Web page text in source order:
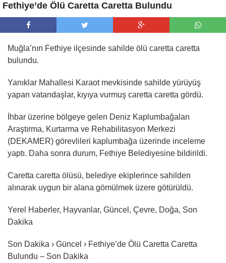
Fethiye’de Ölü Caretta Caretta Bulundu
Muğla’nın Fethiye ilçesinde sahilde ölü caretta caretta
bulundu.
Yanıklar Mahallesi Karaot mevkisinde sahilde yürüyüş
yapan vatandaşlar, kıyıya vurmuş caretta caretta gördü.
İhbar üzerine bölgeye gelen Deniz Kaplumbağaları
Araştırma, Kurtarma ve Rehabilitasyon Merkezi
(DEKAMER) görevlileri kaplumbağa üzerinde inceleme
yaptı. Daha sonra durum, Fethiye Belediyesine bildirildi.
Caretta caretta ölüsü, belediye ekiplerince sahilden
alınarak uygun bir alana gömülmek üzere götürüldü.
Yerel Haberler, Hayvanlar, Güncel, Çevre, Doğa, Son
Dakika
Son Dakika › Güncel › Fethiye’de Ölü Caretta Caretta
Bulundu – Son Dakika